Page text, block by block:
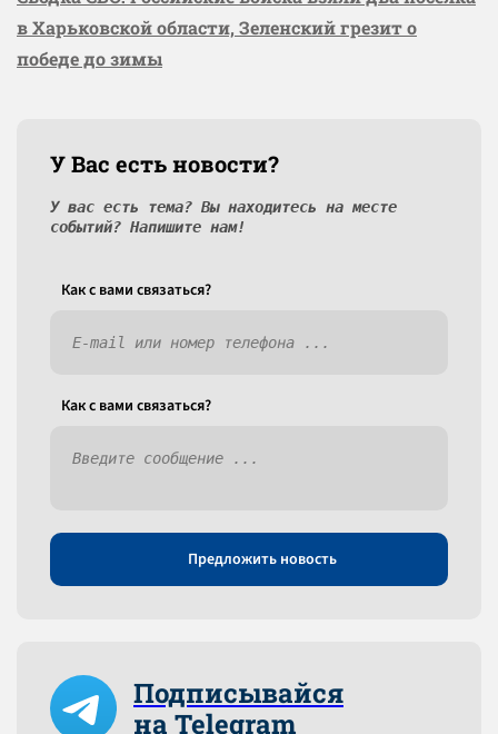
в Харьковской области, Зеленский грезит о
победе до зимы
У Вас есть новости?
У вас есть тема? Вы находитесь на месте
событий? Напишите нам!
Как c вами связаться?
Как c вами связаться?
Предложить новость
Подписывайся
на Telegram